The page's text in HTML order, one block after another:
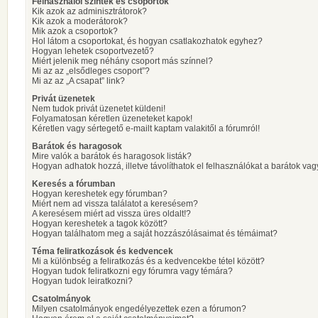
Kik azok az adminisztrátorok?
Kik azok a moderátorok?
Mik azok a csoportok?
Hol látom a csoportokat, és hogyan csatlakozhatok egyhez?
Hogyan lehetek csoportvezető?
Miért jelenik meg néhány csoport más színnel?
Mi az az „elsődleges csoport”?
Mi az az „A csapat” link?
Privát üzenetek
Nem tudok privát üzenetet küldeni!
Folyamatosan kéretlen üzeneteket kapok!
Kéretlen vagy sértegető e-mailt kaptam valakitől a fórumról!
Barátok és haragosok
Mire valók a barátok és haragosok listák?
Hogyan adhatok hozzá, illetve távolíthatok el felhasználókat a barátok
Keresés a fórumban
Hogyan kereshetek egy fórumban?
Miért nem ad vissza találatot a keresésem?
A keresésem miért ad vissza üres oldalt!?
Hogyan kereshetek a tagok között?
Hogyan találhatom meg a saját hozzászólásaimat és témáimat?
Téma feliratkozások és kedvencek
Mi a különbség a feliratkozás és a kedvencekbe tétel között?
Hogyan tudok feliratkozni egy fórumra vagy témára?
Hogyan tudok leiratkozni?
Csatolmányok
Milyen csatolmányok engedélyezettek ezen a fórumon?